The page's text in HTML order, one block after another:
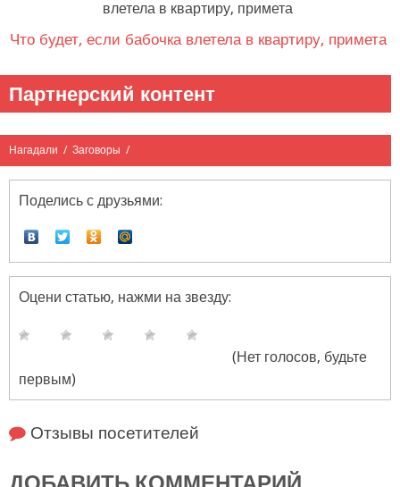
Что будет, если бабочка влетела в квартиру, примета
Партнерский контент
Нагадали / Заговоры /
Поделись с друзьями:
Оцени статью, нажми на звезду:
(Нет голосов, будьте
первым)
Отзывы посетителей